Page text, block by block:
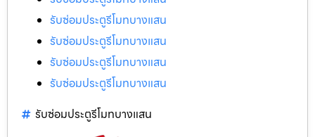
รับซ่อมประตูรีโมทบางแสน
รับซ่อมประตูรีโมทบางแสน
รับซ่อมประตูรีโมทบางแสน
รับซ่อมประตูรีโมทบางแสน
รับซ่อมประตูรีโมทบางแสน